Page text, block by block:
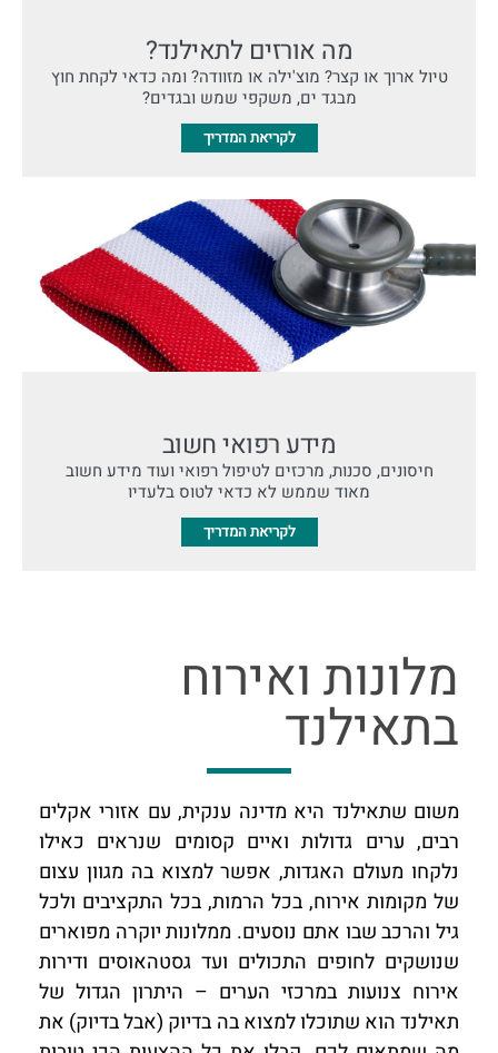
מה אורזים לתאילנד?
טיול ארוך או קצר? מוצ'ילה או מזוודה? ומה כדאי לקחת חוץ
מבגד ים, משקפי שמש ובגדים?
לקריאת המדריך
מידע רפואי חשוב
חיסונים, סכנות, מרכזים לטיפול רפואי ועוד מידע חשוב
מאוד שממש לא כדאי לטוס בלעדיו
לקריאת המדריך
מלונות ואירוח
בתאילנד​​
משום שתאילנד היא מדינה ענקית, עם אזורי אקלים
רבים, ערים גדולות ואיים קסומים שנראים כאילו
נלקחו מעולם האגדות, אפשר למצוא בה מגוון עצום
של מקומות אירוח, בכל הרמות, בכל התקציבים ולכל
גיל והרכב שבו אתם נוסעים. ממלונות יוקרה מפוארים
שנושקים לחופים התכולים ועד גסטהאוסים ודירות
אירוח צנועות במרכזי הערים – היתרון הגדול של
תאילנד הוא שתוכלו למצוא בה בדיוק (אבל בדיוק) את